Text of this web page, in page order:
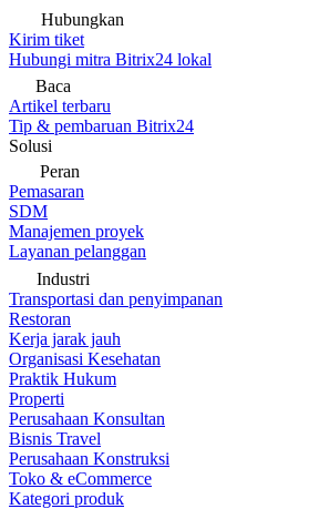
Hubungkan
Kirim tiket
Hubungi mitra Bitrix24 lokal
Baca
Artikel terbaru
Tip & pembaruan Bitrix24
Solusi
Peran
Pemasaran
SDM
Manajemen proyek
Layanan pelanggan
Industri
Transportasi dan penyimpanan
Restoran
Kerja jarak jauh
Organisasi Kesehatan
Praktik Hukum
Properti
Perusahaan Konsultan
Bisnis Travel
Perusahaan Konstruksi
Toko & eCommerce
Kategori produk